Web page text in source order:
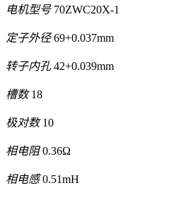
电机型号70ZWC20X-1
定子外径69+0.037mm
转子内孔 42+0.039mm
槽数18
极对数10
相电阻0.36Ω
相电感0.51mH